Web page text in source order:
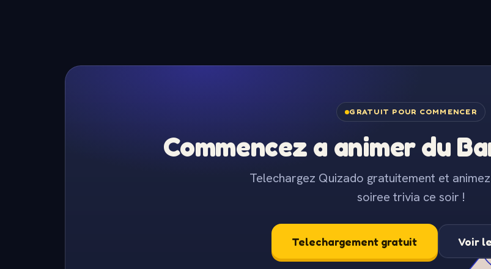
GRATUIT POUR COMMENCER
Commencez a animer du
Telechargez Quizado gratuitement et
soiree trivia ce soir !
Telechargement gratuit Voir